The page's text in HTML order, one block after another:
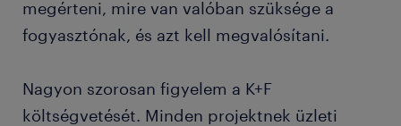
megérteni, mire van valóban szüksége a
fogyasztónak, és azt kell megvalósítani.
Nagyon szorosan figyelem a K+F
költségvetését. Minden projektnek üzleti